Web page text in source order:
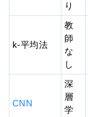
り
k-平均法
教
師
な
し
CNN
深
層
学